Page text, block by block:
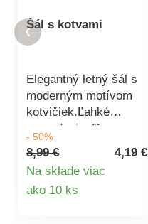
Šál s kotvami
Elegantný letný šál s
moderným motívom
kotvičiek.Ľahké
prevedenie. Rozmer:
70x180cm Materiál:
35% viskóza, 65%
polyester
- 50%
8,99 €
4,19 €
Na sklade viac
ako 10 ks